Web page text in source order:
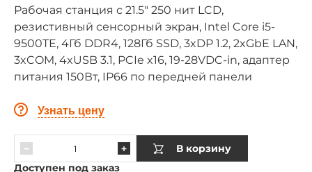
Рабочая станция с 21.5" 250 нит LCD,
резистивный сенсорный экран, Intel Core i5-
9500TE, 4Гб DDR4, 128Гб SSD, 3xDP 1.2, 2xGbE LAN,
3xCOM, 4xUSB 3.1, PCIe x16, 19-28VDC-in, адаптер
питания 150Вт, IP66 по передней панели
Узнать цену
В корзину
Доступен под заказ